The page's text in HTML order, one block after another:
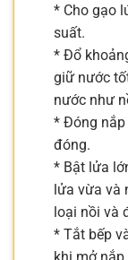
* Cho gạo
suất.
* Đổ
giữ nước
nước như
* Đóng nắp
đóng.
* Bật lửa
lửa vừa và
loại nồi và
* Tắt bếp